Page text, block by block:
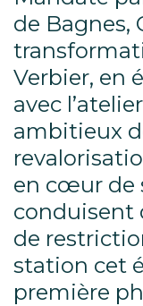
de Bagnes,
Verbier, en
avec
ambitieux
en cœur de
conduisent
de
station cet
première